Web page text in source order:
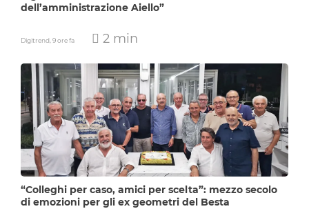
dell’amministrazione Aiello”
Digitrend,9 ore fa 2 min
“Colleghi per caso, amici per scelta”: mezzo secolo
di emozioni per gli ex geometri del Besta